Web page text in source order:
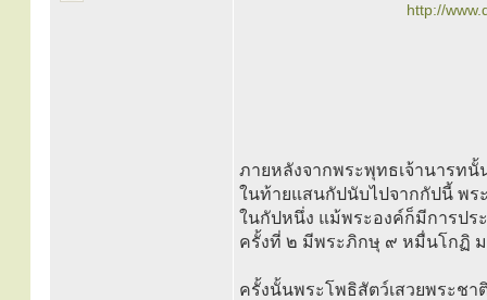
http://
ภายหลังจากพระพุทธเจ้านารทนั้
ในท้ายแสนกัปนับไปจากกัปนี้ พร
ในกัปหนึ่ง แม้พระองค์ก็มีการป
ครั้งที่ ๒ มีพระภิกษุ ๙ หมื่นโกฏิ
ครั้งนั้นพระโพธิสัตว์เสวยพระช